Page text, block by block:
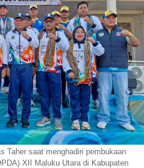
Taher saat menghadiri pembukaan
XII Maluku Utara di Kabupaten